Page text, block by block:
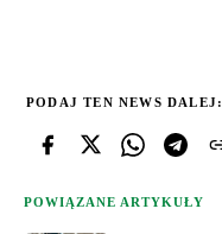
PODAJ TEN NEWS DALEJ:
POWIĄZANE ARTYKUŁY